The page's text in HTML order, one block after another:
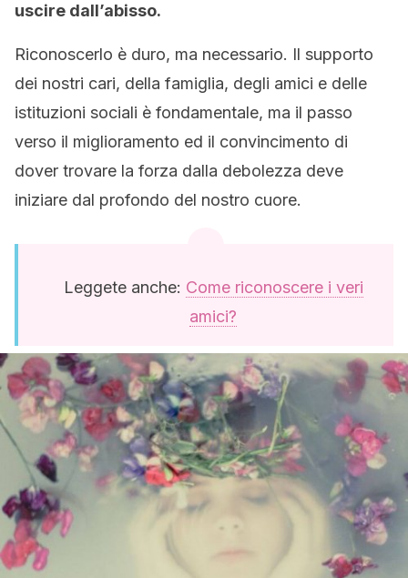
uscire dall’abisso.
Riconoscerlo è duro, ma necessario. Il supporto
dei nostri cari, della famiglia, degli amici e delle
istituzioni sociali è fondamentale, ma il passo
verso il miglioramento ed il convincimento di
dover trovare la forza dalla debolezza deve
iniziare dal profondo del nostro cuore.
Leggete anche: Come riconoscere i veri
amici?